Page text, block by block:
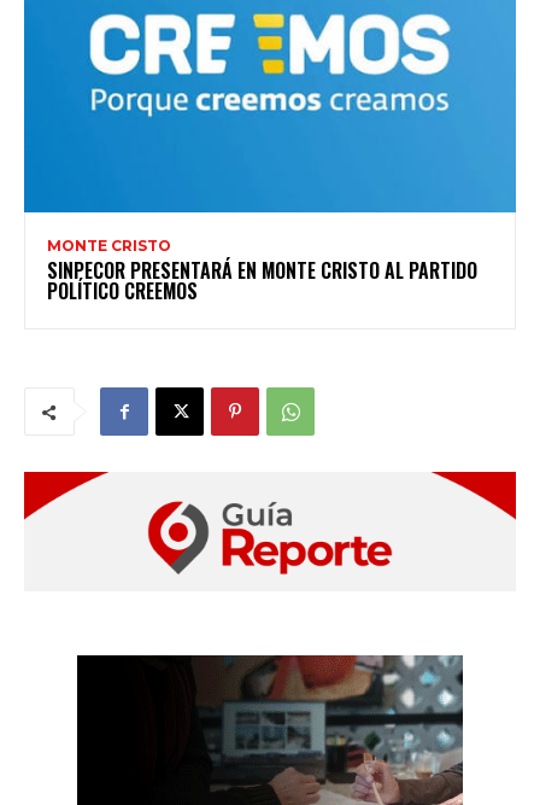
MONTE CRISTO
SINPECOR PRESENTARÁ EN MONTE CRISTO AL PARTIDO
POLÍTICO CREEMOS